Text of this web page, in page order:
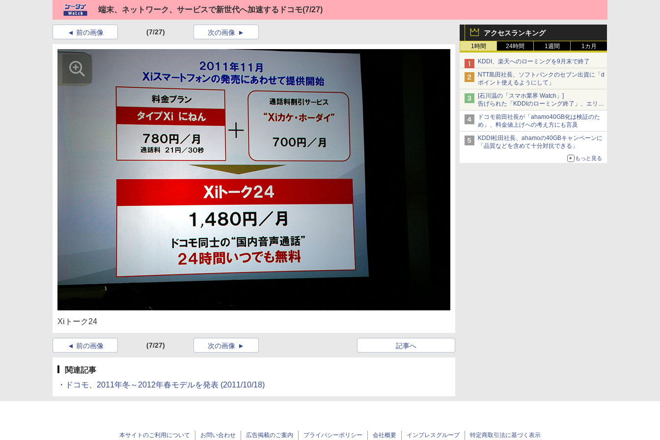
端末、ネットワーク、サービスで新世代へ加速するドコモ(7/27)
アクセスランキング
1時間 24時間 1週間 1カ月
KDDI、楽天へのローミングを9月末で終了
NTT島田社長、ソフトバンクのセブン出資に「d
ポイント使えるようにして」
[石川温の「スマホ業界 Watch」]
告げられた「KDDIのローミング終了」、エリア
マップの落とし穴と楽天モバイルの課題
ドコモ前田社長が「ahamo40GB化は検証のた
め」、料金値上げへの考え方にも言及
KDDI松田社長、ahamoの40GBキャンペーンに
「品質などを含めて十分対抗できる」
もっと見る
前の画像 (7/27) 次の画像
Xiトーク24
前の画像 (7/27) 記事へ
次の画像
関連記事
・
ドコモ、2011年冬～2012年春モデルを発表 (2011/10/18)
本サイトのご利用について お問い合わせ 広告掲載のご案内 プライバシーポリシー 会社概要 インプレスグループ 特定商取引法に基づく表示